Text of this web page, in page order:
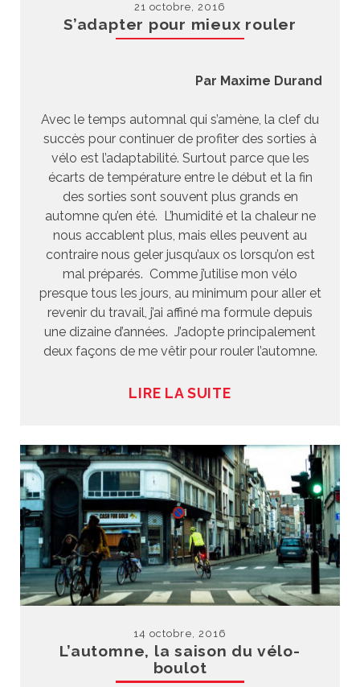
21 octobre, 2016
S’adapter pour mieux rouler
Par Maxime Durand
Avec le temps automnal qui s’amène, la clef du
succès pour continuer de profiter des sorties à
vélo est l’adaptabilité. Surtout parce que les
écarts de température entre le début et la fin
des sorties sont souvent plus grands en
automne qu’en été. L’humidité et la chaleur ne
nous accablent plus, mais elles peuvent au
contraire nous geler jusqu’aux os lorsqu’on est
mal préparés. Comme j’utilise mon vélo
presque tous les jours, au minimum pour aller et
revenir du travail, j’ai affiné ma formule depuis
une dizaine d’années. J’adopte principalement
deux façons de me vêtir pour rouler l’automne.
LIRE LA SUITE
14 octobre, 2016
L’automne, la saison du vélo-
boulot